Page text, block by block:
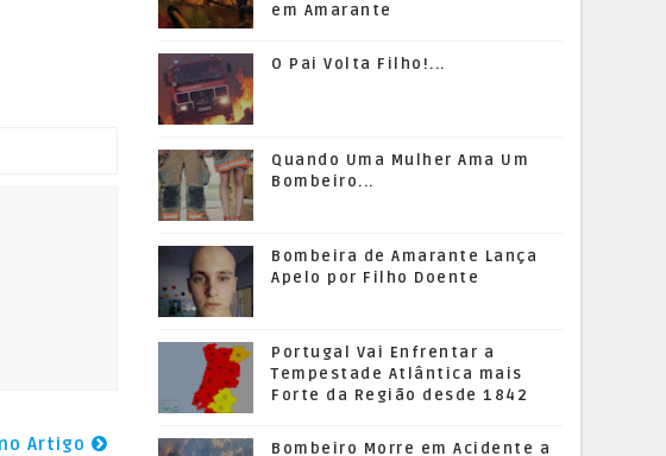
Artigo
em Amarante
O Pai Volta Filho!...
Quando Uma Mulher Ama Um
Bombeiro...
Bombeira de Amarante Lança
Apelo por Filho Doente
Portugal Vai Enfrentar a
Tempestade Atlântica mais
Forte da Região desde 1842
Bombeiro Morre em Acidente a